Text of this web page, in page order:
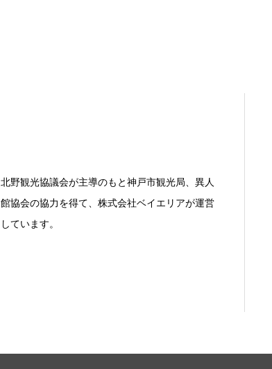
北野観光協議会が主導のもと神戸市観光局、異人
館協会の協力を得て、株式会社ベイエリアが運営
しています。